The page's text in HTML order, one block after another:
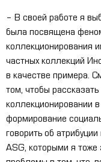
– В своей работе я
была посвящена
коллекционирования
частных коллекций
в качестве примера.
том, чтобы
коллекционировании
формирование
говорить об
ASG, которыми я тоже